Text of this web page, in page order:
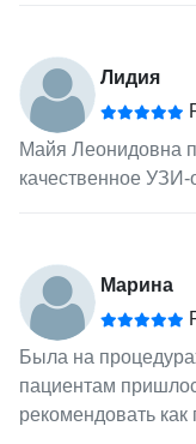
Лидия
Майя Леонидовна
качественное
Марина
Была на
пациентам
рекомендовать как